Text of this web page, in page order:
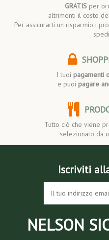
GRATISper
altrimenti il costo
Per assicurarti un risparmio i
I tuoi pagamenti
e puoi pagare
Tutto ciò che viene
selezionato da
Iscriviti
NELSON